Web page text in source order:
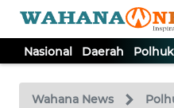
Nasional Daerah
Wahana News
TV
Tutup